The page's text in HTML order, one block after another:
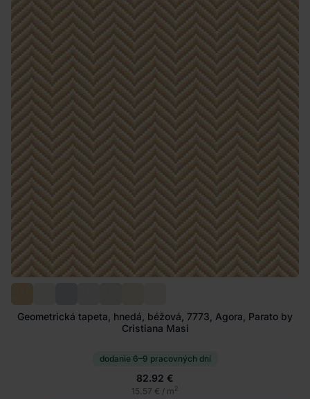
Geometrická tapeta, hnedá, béžová, 7773, Agora, Parato by
Cristiana Masi
dodanie 6–9 pracovných dní
82.92 €
15.57 € / m2